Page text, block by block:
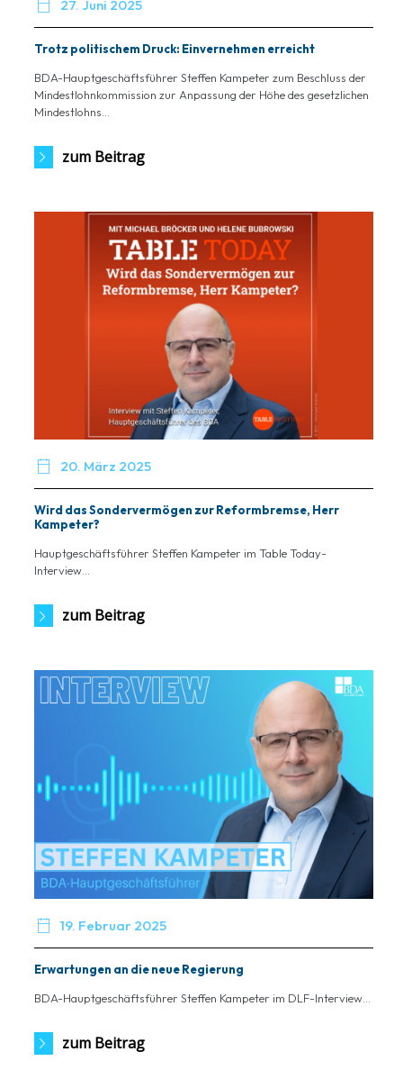
 27. Juni 2025
Trotz politischem Druck: Einvernehmen erreicht
BDA-Hauptgeschäftsführer Steffen Kampeter zum Beschluss der
Mindestlohnkommission zur Anpassung der Höhe des gesetzlichen
Mindestlohns...
zum Beitrag
 20. März 2025
Wird das Sondervermögen zur Reformbremse, Herr
Kampeter?
Hauptgeschäftsführer Steffen Kampeter im Table Today-
Interview...
zum Beitrag
 19. Februar 2025
Erwartungen an die neue Regierung
BDA-Hauptgeschäftsführer Steffen Kampeter im DLF-Interview...
zum Beitrag